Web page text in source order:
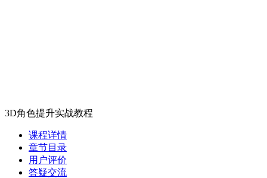
3D角色提升实战教程
课程详情
章节目录
用户评价
答疑交流